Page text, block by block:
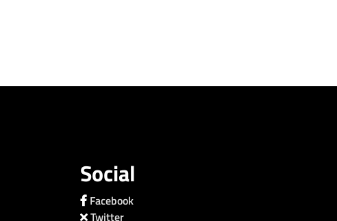
Social
Facebook
Twitter